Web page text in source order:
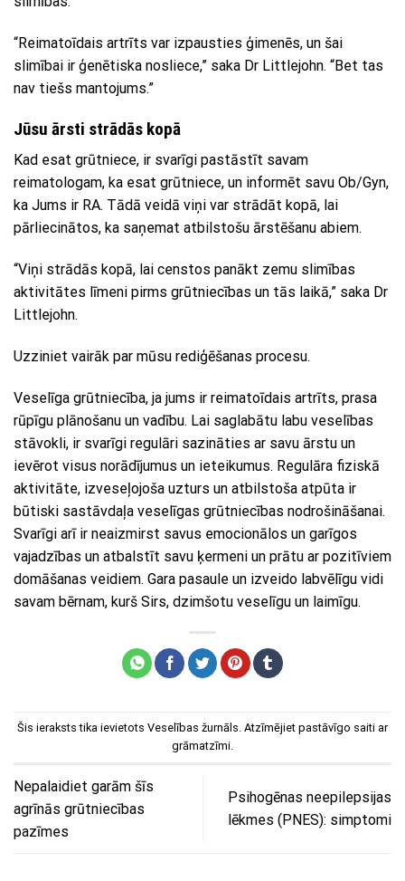
“Reimatoīdais artrīts var izpausties ģimenēs, un šai
slimībai ir ģenētiska nosliece,” saka Dr Littlejohn. “Bet tas
nav tiešs mantojums.”
Jūsu ārsti strādās kopā
Kad esat grūtniece, ir svarīgi pastāstīt savam
reimatologam, ka esat grūtniece, un informēt savu Ob/Gyn,
ka Jums ir RA. Tādā veidā viņi var strādāt kopā, lai
pārliecinātos, ka saņemat atbilstošu ārstēšanu abiem.
“Viņi strādās kopā, lai censtos panākt zemu slimības
aktivitātes līmeni pirms grūtniecības un tās laikā,” saka Dr
Littlejohn.
Uzziniet vairāk par mūsu rediģēšanas procesu.
Veselīga grūtniecība, ja jums ir reimatoīdais artrīts, prasa
rūpīgu plānošanu un vadību. Lai saglabātu labu veselības
stāvokli, ir svarīgi regulāri sazināties ar savu ārstu un
ievērot visus norādījumus un ieteikumus. Regulāra fiziskā
aktivitāte, izveseļojoša uzturs un atbilstoša atpūta ir
būtiski sastāvdaļa veselīgas grūtniecības nodrošināšanai.
Svarīgi arī ir neaizmirst savus emocionālos un garīgos
vajadzības un atbalstīt savu ķermeni un prātu ar pozitīviem
domāšanas veidiem. Gara pasaule un izveido labvēlīgu vidi
savam bērnam, kurš Sirs, dzimšotu veselīgu un laimīgu.
Šis ieraksts tika ievietots Veselības žurnāls . Atzīmējiet pastāvīgo saiti ar
grāmatzīmi.
Nepalaidiet garām šīs
agrīnās grūtniecības
pazīmes
Psihogēnas neepilepsijas
lēkmes (PNES): simptomi